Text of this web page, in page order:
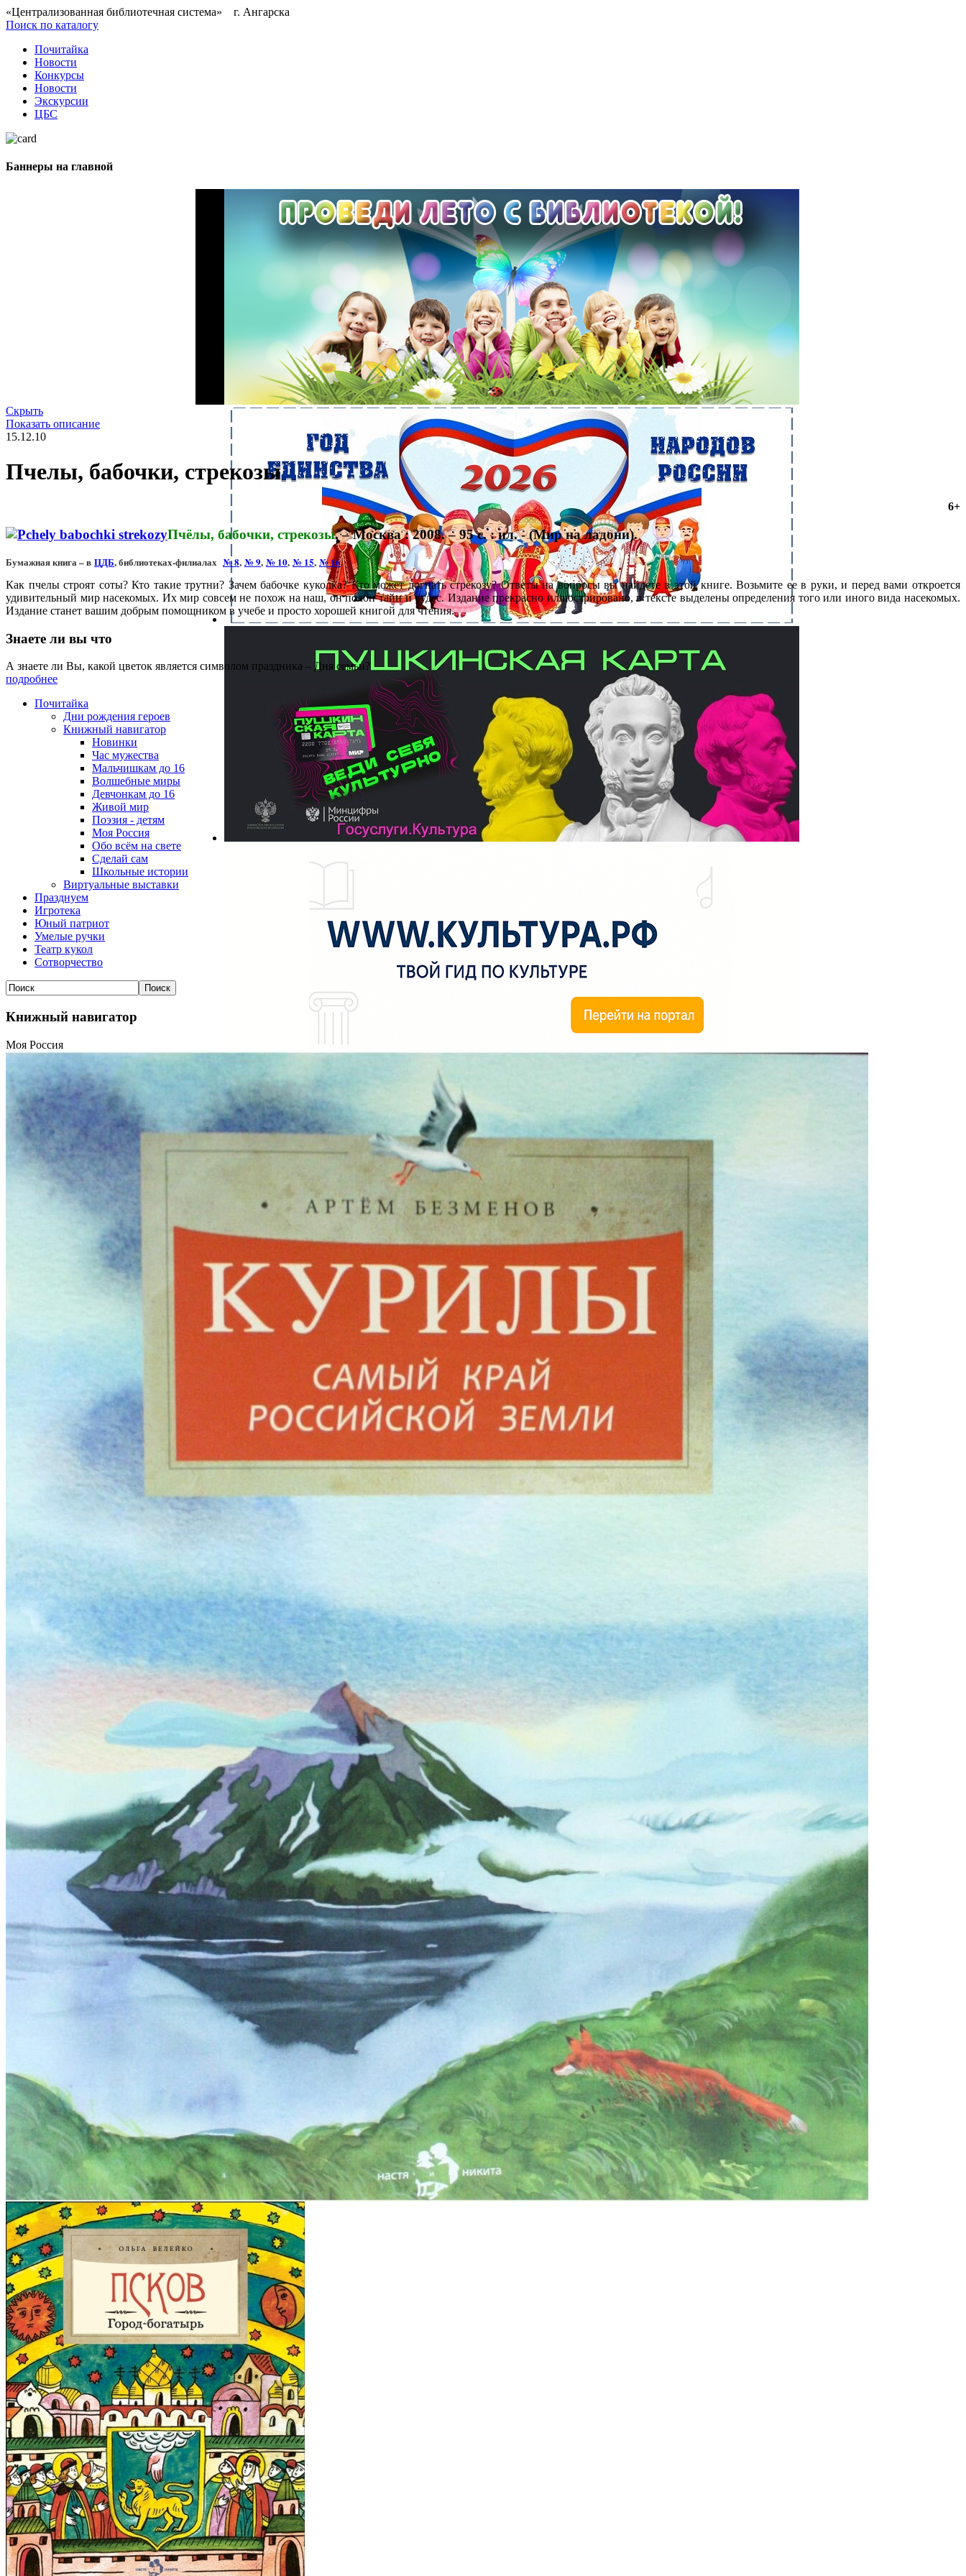
«Централизованная библиотечная система» г. Ангарска
Поиск по каталогу
Почитайка
Новости
Конкурсы
Новости
Экскурсии
ЦБС
Баннеры на главной
Скрыть
Показать описание
15.12.10
Пчелы, бабочки, стрекозы
6+
Пчёлы, бабочки, стрекозы. – Москва : 2008. – 95 с. : ил. - (Мир на ладони).
Бумажная книга – в ЦДБ, библиотеках-филиалах № 8, № 9, № 10, № 15, № 16.
Как пчелы строят соты? Кто такие трутни? Зачем бабочке куколка? Кто может догнать стрекозу? Ответы на вопросы вы найдете в этой книге. Возьмите ее в руки, и перед вами откроется
удивительный мир насекомых. Их мир совсем не похож на наш, он полон тайн и чудес. Издание прекрасно иллюстрировано, в тексте выделены определения того или иного вида насекомых.
Издание станет вашим добрым помощником в учебе и просто хорошей книгой для чтения.
Знаете ли вы что
А знаете ли Вы, какой цветок является символом праздника – Дня семьи?
подробнее
Почитайка
Дни рождения героев
Книжный навигатор
Новинки
Час мужества
Мальчишкам до 16
Волшебные миры
Девчонкам до 16
Живой мир
Поэзия - детям
Моя Россия
Обо всём на свете
Сделай сам
Школьные истории
Виртуальные выставки
Празднуем
Игротека
Юный патриот
Умелые ручки
Театр кукол
Сотворчество
Книжный навигатор
Моя Россия